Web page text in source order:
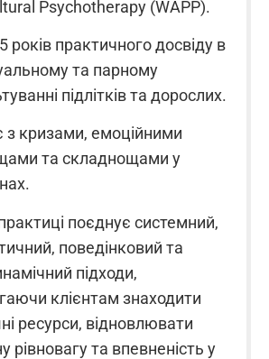
Psychotherapy (WAPP).
років практичного досвіду в
та парному
підлітків та дорослих.
кризами, емоційними
та складнощами у
поєднує системний,
поведінковий та
підходи,
клієнтам знаходити
ресурси, відновлювати
рівновагу та впевненість у